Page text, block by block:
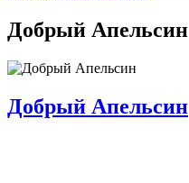
Добрый Апельсин
Добрый Апельсин